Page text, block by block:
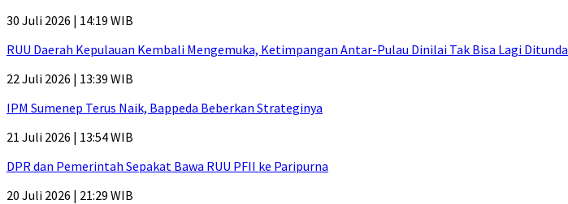
30 Juli 2026 | 14:19 WIB
RUU Daerah Kepulauan Kembali Mengemuka, Ketimpangan Antar-Pulau Dinilai Tak Bisa Lagi Ditunda
22 Juli 2026 | 13:39 WIB
IPM Sumenep Terus Naik, Bappeda Beberkan Strateginya
21 Juli 2026 | 13:54 WIB
DPR dan Pemerintah Sepakat Bawa RUU PFII ke Paripurna
20 Juli 2026 | 21:29 WIB